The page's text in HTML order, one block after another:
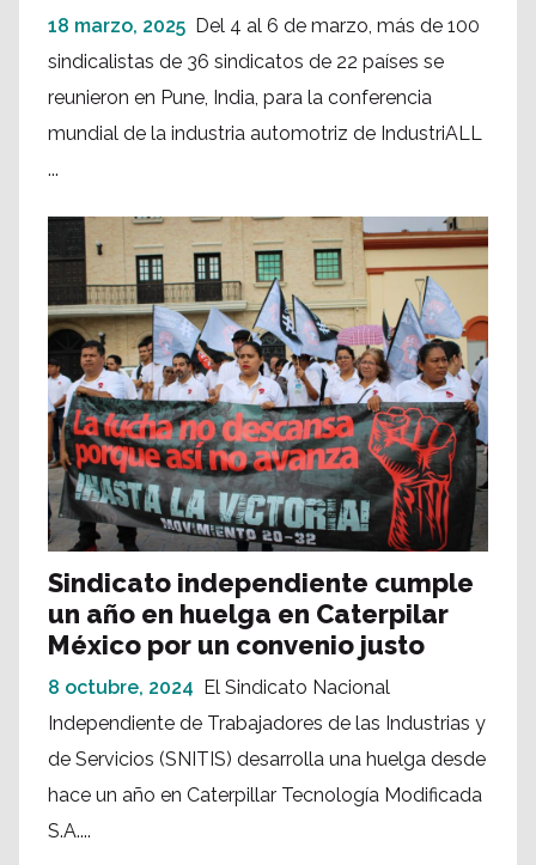
18 marzo, 2025 Del 4 al 6 de marzo, más de 100
sindicalistas de 36 sindicatos de 22 países se
reunieron en Pune, India, para la conferencia
mundial de la industria automotriz de IndustriALL
...
Sindicato independiente cumple
un año en huelga en Caterpilar
México por un convenio justo
8 octubre, 2024 El Sindicato Nacional
Independiente de Trabajadores de las Industrias y
de Servicios (SNITIS) desarrolla una huelga desde
hace un año en Caterpillar Tecnología Modificada
S.A....